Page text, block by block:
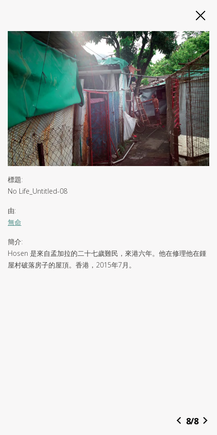
Slide 2 of 3
標題:
No Life_Untitled-08
由:
無命
簡介:
Hosen 是來自孟加拉的二十七歲難民，來港六年。他在修理他在鍾
屋村破落房子的屋頂。香港，2015年7月。
8/8